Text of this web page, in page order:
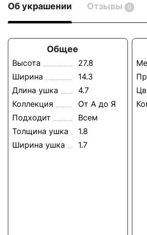
Об украшении Отзывы 0
Общее
Высота
27.8
Ширина
14.3
Длина ушка
4.7
Коллекция
От А до Я
Подходит
Всем
Толщина ушка
1.8
Ширина ушка
1.7